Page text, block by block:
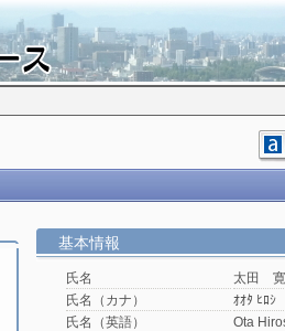
基本情報
氏名
太田
氏名（カナ）
ｵｵﾀ ﾋﾛｼ
氏名（英語）
Ota